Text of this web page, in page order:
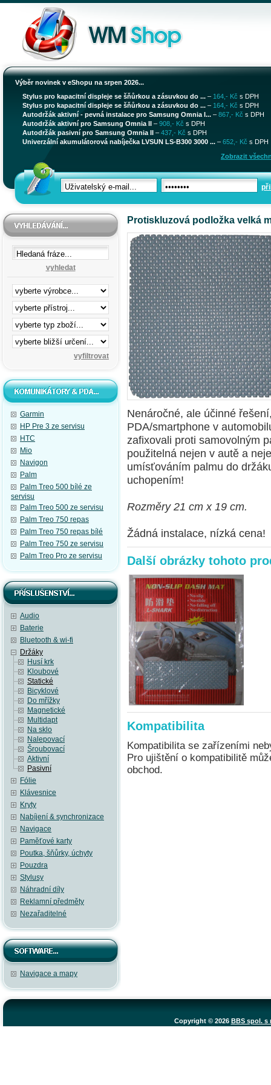
Výběr novinek v eShopu na srpen 2026...
Stylus pro kapacitní displeje se šňůrkou a zásuvkou do ... – 164,- Kč s DPH
Stylus pro kapacitní displeje se šňůrkou a zásuvkou do ... – 164,- Kč s DPH
Autodržák aktivní - pevná instalace pro Samsung Omnia I... – 867,- Kč s DPH
Autodržák aktivní pro Samsung Omnia II – 908,- Kč s DPH
Autodržák pasivní pro Samsung Omnia II – 437,- Kč s DPH
Univerzální akumulátorová nabíječka LVSUN LS-B300 3000 ... – 652,- Kč s DPH
Zobrazit
vyhledat
Garmin
HP Pre 3 ze servisu
HTC
Mio
Navigon
Palm
Palm Treo 500 bílé ze
servisu
Palm Treo 500 ze servisu
Palm Treo 750 repas
Palm Treo 750 repas bílé
Palm Treo 750 ze servisu
Palm Treo Pro ze servisu
Audio
Baterie
Bluetooth & wi-fi
Držáky
Husí krk
Kloubové
Statické
Bicyklové
Do mřížky
Magnetické
Multidapt
Na sklo
Nalepovací
Šroubovací
Aktivní
Pasivní
Fólie
Klávesnice
Kryty
Nabíjení & synchronizace
Navigace
Paměťové karty
Poutka, šňůrky, úchyty
Pouzdra
Stylusy
Náhradní díly
Reklamní předměty
Nezařaditelné
Navigace a mapy
Protiskluzová podložka velká
Nenáročné, ale účinné
PDA/smartphone v
zafixovali proti samovolným
použitelná nejen v autě a
umísťováním palmu do
uchopením!
Rozměry 21 cm x 19 cm.
Žádná instalace, nízká cena!
Další obrázky tohoto
Kompatibilita
Kompatibilita se zařízeními
Pro ujištění o kompatibilitě
obchod.
Copyright © 2026 BBS spol. s